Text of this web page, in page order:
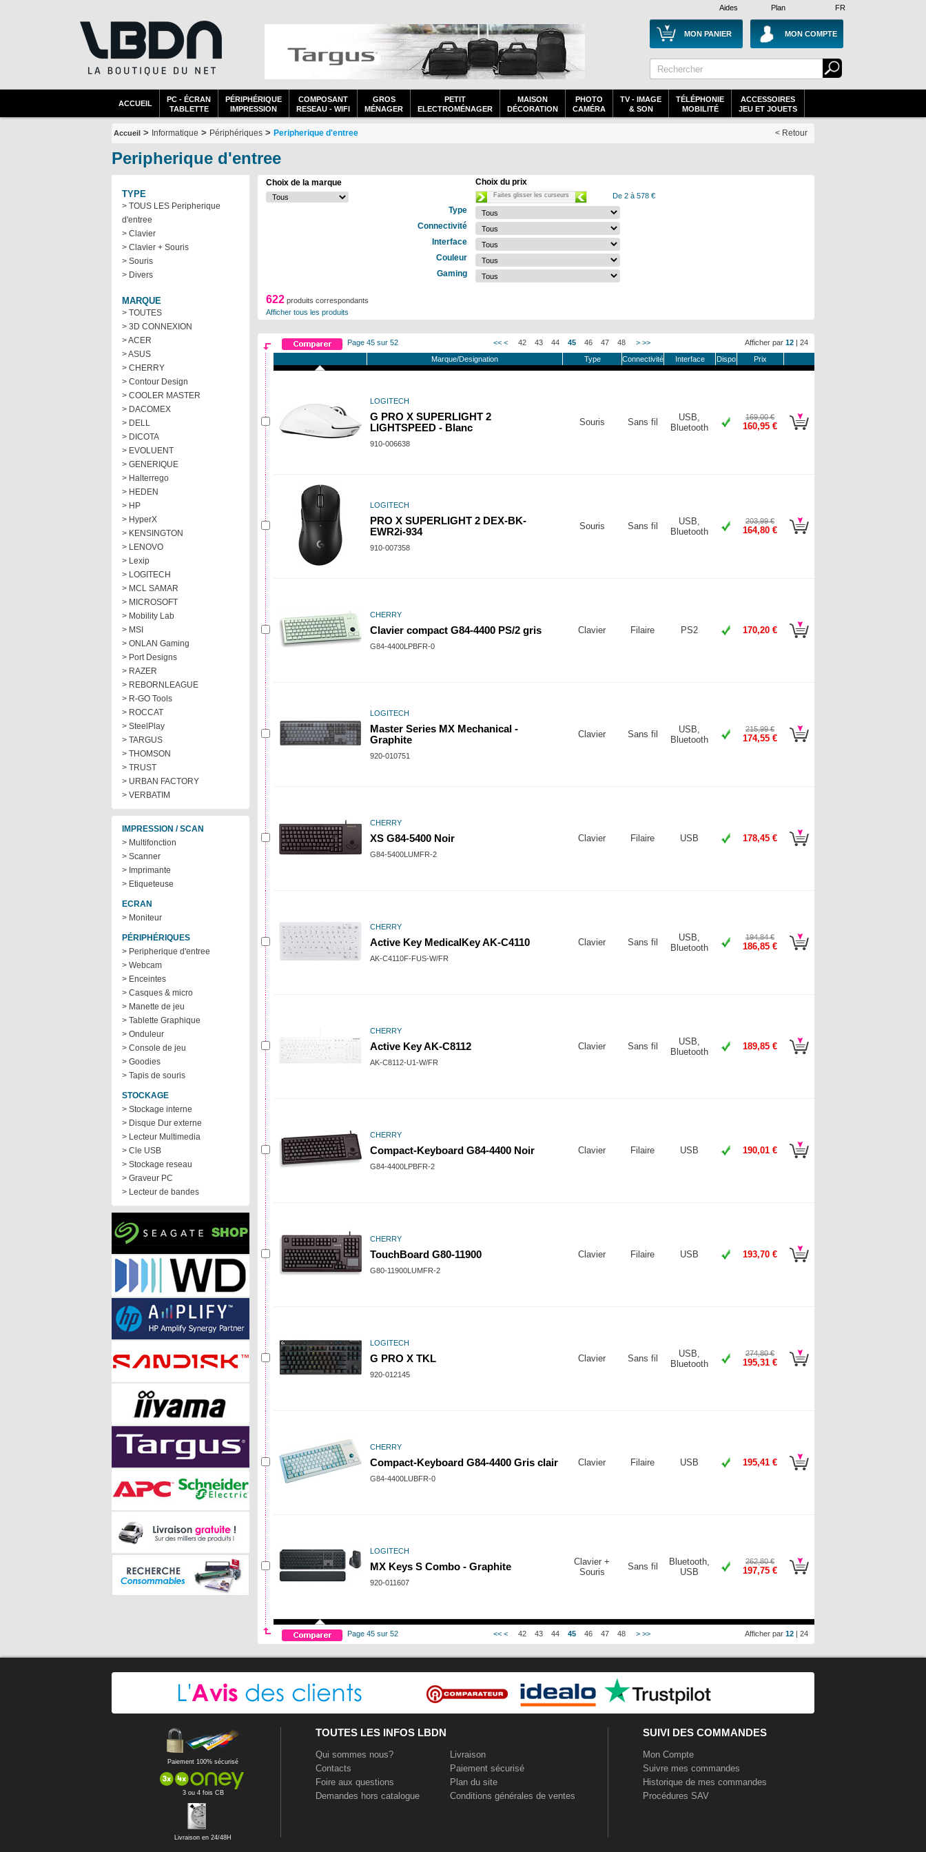
Plan
Aides FR
MON PANIER MON COMPTE
ACCUEIL
PC - ÉCRAN
TABLETTE
PÉRIPHÉRIQUE
IMPRESSION
COMPOSANT
RESEAU - WIFI
GROS
MÉNAGER
PETIT
ELECTROMÉNAGER
MAISON
DÉCORATION
PHOTO
CAMÉRA
TV - IMAGE
& SON
TÉLÉPHONIE
MOBILITÉ
ACCESSOIRES
JEU ET JOUETS
Accueil > Informatique > Périphériques > Peripherique d'entree < Retour
Peripherique d'entree
TYPE
> TOUS LES Peripherique
d'entree
> Clavier
> Clavier + Souris
> Souris
> Divers
MARQUE
> TOUTES
> 3D CONNEXION
> ACER
> ASUS
> CHERRY
> Contour Design
> COOLER MASTER
> DACOMEX
> DELL
> DICOTA
> EVOLUENT
> GENERIQUE
> Halterrego
> HEDEN
> HP
> HyperX
> KENSINGTON
> LENOVO
> Lexip
> LOGITECH
> MCL SAMAR
> MICROSOFT
> Mobility Lab
> MSI
> ONLAN Gaming
> Port Designs
> RAZER
> REBORNLEAGUE
> R-GO Tools
> ROCCAT
> SteelPlay
> TARGUS
> THOMSON
> TRUST
> URBAN FACTORY
> VERBATIM
IMPRESSION / SCAN
> Multifonction
> Scanner
> Imprimante
> Etiqueteuse
ECRAN
> Moniteur
PÉRIPHÉRIQUES
> Peripherique d'entree
> Webcam
> Enceintes
> Casques & micro
> Manette de jeu
> Tablette Graphique
> Onduleur
> Console de jeu
> Goodies
> Tapis de souris
STOCKAGE
> Stockage interne
> Disque Dur externe
> Lecteur Multimedia
> Cle USB
> Stockage reseau
> Graveur PC
> Lecteur de bandes
Choix de la marque Choix du prix
Faites glisser les curseurs De 2 à 578 €
Type
Connectivité
Interface
Couleur
Gaming
622 produits correspondants
Afficher tous les produits
Afficher par 12 | 24
Page 45 sur 52 << < 42 43 44 45 46 47 48 > >>
Marque/Designation
Type Connectivité Interface Dispo Prix
LOGITECH
G PRO X SUPERLIGHT 2
LIGHTSPEED - Blanc
910-006638
Souris Sans fil
USB,
Bluetooth
169,00 €
160,95 €
LOGITECH
PRO X SUPERLIGHT 2 DEX-BK-
EWR2i-934
910-007358
Souris Sans fil
USB,
Bluetooth
203,99 €
164,80 €
CHERRY
Clavier compact G84-4400 PS/2 gris
G84-4400LPBFR-0
Clavier Filaire PS2 170,20 €
LOGITECH
Master Series MX Mechanical -
Graphite
920-010751
Clavier Sans fil
USB,
Bluetooth
215,99 €
174,55 €
CHERRY
XS G84-5400 Noir
G84-5400LUMFR-2
Clavier Filaire USB 178,45 €
CHERRY
Active Key MedicalKey AK-C4110
AK-C4110F-FUS-W/FR
Clavier Sans fil
USB,
Bluetooth
194,84 €
186,85 €
CHERRY
Active Key AK-C8112
AK-C8112-U1-W/FR
Clavier Sans fil
USB,
Bluetooth
189,85 €
CHERRY
Compact-Keyboard G84-4400 Noir
G84-4400LPBFR-2
Clavier Filaire USB 190,01 €
CHERRY
TouchBoard G80-11900
G80-11900LUMFR-2
Clavier Filaire USB 193,70 €
LOGITECH
G PRO X TKL
920-012145
Clavier Sans fil
USB,
Bluetooth
274,80 €
195,31 €
CHERRY
Compact-Keyboard G84-4400 Gris clair
G84-4400LUBFR-0
Clavier Filaire USB 195,41 €
LOGITECH
MX Keys S Combo - Graphite
920-011607
Clavier +
Souris
Sans fil
Bluetooth,
USB
262,80 €
197,75 €
Afficher par 12 | 24
Page 45 sur 52 << < 42 43 44 45 46 47 48 > >>
Paiement 100% sécurisé
3 ou 4 fois CB
Livraison en 24/48H
TOUTES LES INFOS LBDN
Qui sommes nous?
Contacts
Foire aux questions
Demandes hors catalogue
Livraison
Paiement sécurisé
Plan du site
Conditions générales de ventes
SUIVI DES COMMANDES
Mon Compte
Suivre mes commandes
Historique de mes commandes
Procédures SAV